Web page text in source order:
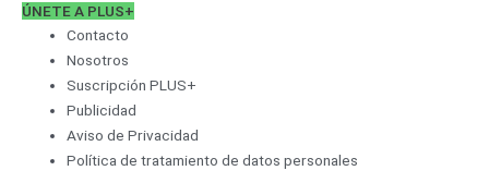
ÚNETE A PLUS+
Contacto
Nosotros
Suscripción PLUS+
Publicidad
Aviso de Privacidad
Política de tratamiento de datos personales